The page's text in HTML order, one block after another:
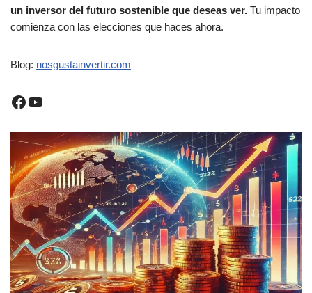
un inversor del futuro sostenible que deseas ver. Tu impacto
comienza con las elecciones que haces ahora.
Blog: nosgustainvertir.com